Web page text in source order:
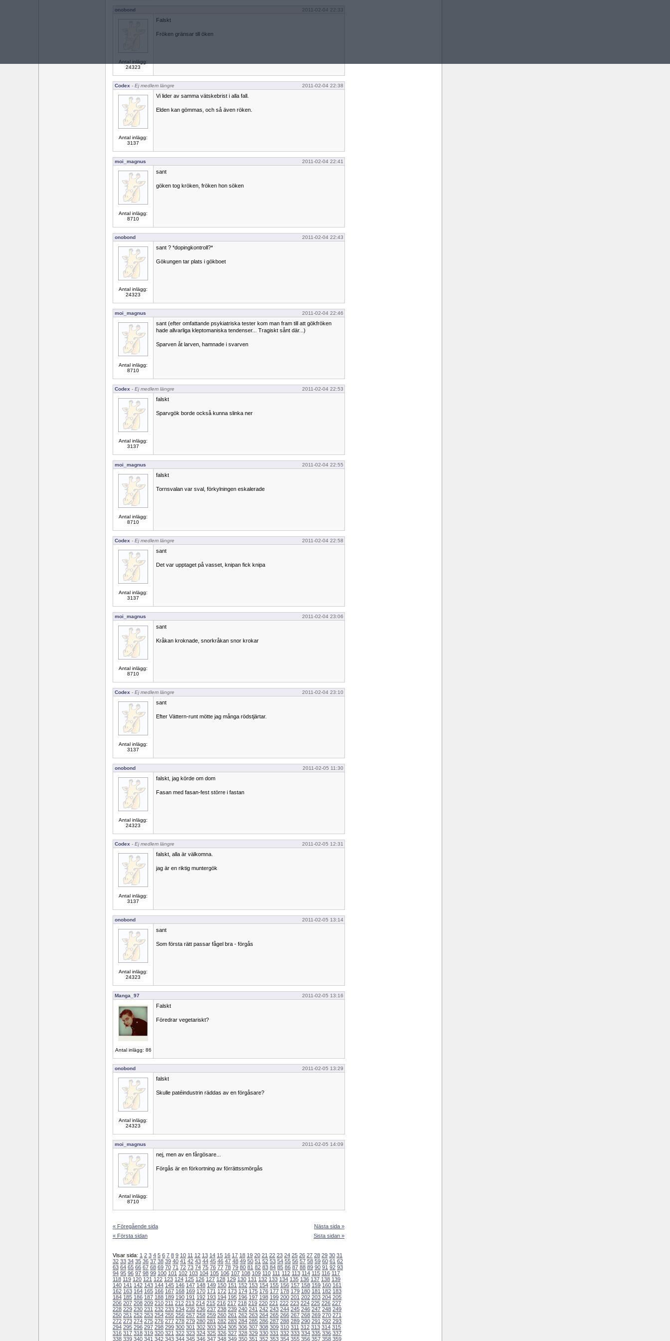
onobond 2011-02-04 22:33
Antal inlägg:
24323
Falskt
Fröken gränsar till öken
Codex - Ej medlem längre 2011-02-04 22:38
Antal inlägg:
3137
Vi lider av samma vätskebrist i alla fall.
Elden kan gömmas, och så även röken.
moi_magnus 2011-02-04 22:41
Antal inlägg:
8710
sant
göken tog kröken, fröken hon söken
onobond 2011-02-04 22:43
Antal inlägg:
24323
sant ? *dopingkontroll?*
Gökungen tar plats i gökboet
moi_magnus 2011-02-04 22:46
Antal inlägg:
8710
sant (efter omfattande psykiatriska tester kom man fram till att gökfröken
hade allvarliga kleptomaniska tendenser... Tragiskt sånt där...)
Sparven åt larven, hamnade i svarven
Codex - Ej medlem längre 2011-02-04 22:53
Antal inlägg:
3137
falskt
Sparvgök borde också kunna slinka ner
moi_magnus 2011-02-04 22:55
Antal inlägg:
8710
falskt
Tornsvalan var sval, förkylningen eskalerade
Codex - Ej medlem längre 2011-02-04 22:58
Antal inlägg:
3137
sant
Det var upptaget på vasset, knipan fick knipa
moi_magnus 2011-02-04 23:06
Antal inlägg:
8710
sant
Kråkan kroknade, snorkråkan snor krokar
Codex - Ej medlem längre 2011-02-04 23:10
Antal inlägg:
3137
sant
Efter Vättern-runt mötte jag många rödstjärtar.
onobond 2011-02-05 11:30
Antal inlägg:
24323
falskt, jag körde om dom
Fasan med fasan-fest större i fastan
Codex - Ej medlem längre 2011-02-05 12:31
Antal inlägg:
3137
falskt, alla är välkomna.
jag är en riktig muntergök
onobond 2011-02-05 13:14
Antal inlägg:
24323
sant
Som första rätt passar fågel bra - förgås
Manga_97 2011-02-05 13:16
Antal inlägg: 86
Falskt
Föredrar vegetariskt?
onobond 2011-02-05 13:29
Antal inlägg:
24323
falskt
Skulle patéindustrin räddas av en förgåsare?
moi_magnus 2011-02-05 14:09
Antal inlägg:
8710
nej, men av en fårgösare...
Förgås är en förkortning av förrättssmörgås
« Föregående sida
« Första sidan
Nästa sida »
Sista sidan »
Visar sida: 1 2 3 4 5 6 7 8 9 10 11 12 13 14 15 16 17 18 19 20 21 22 23 24 25 26 27 28 29 30 31
32 33 34 35 36 37 38 39 40 41 42 43 44 45 46 47 48 49 50 51 52 53 54 55 56 57 58 59 60 61 62
63 64 65 66 67 68 69 70 71 72 73 74 75 76 77 78 79 80 81 82 83 84 85 86 87 88 89 90 91 92 93
94 95 96 97 98 99 100 101 102 103 104 105 106 107 108 109 110 111 112 113 114 115 116 117
118 119 120 121 122 123 124 125 126 127 128 129 130 131 132 133 134 135 136 137 138 139
140 141 142 143 144 145 146 147 148 149 150 151 152 153 154 155 156 157 158 159 160 161
162 163 164 165 166 167 168 169 170 171 172 173 174 175 176 177 178 179 180 181 182 183
184 185 186 187 188 189 190 191 192 193 194 195 196 197 198 199 200 201 202 203 204 205
206 207 208 209 210 211 212 213 214 215 216 217 218 219 220 221 222 223 224 225 226 227
228 229 230 231 232 233 234 235 236 237 238 239 240 241 242 243 244 245 246 247 248 249
250 251 252 253 254 255 256 257 258 259 260 261 262 263 264 265 266 267 268 269 270 271
272 273 274 275 276 277 278 279 280 281 282 283 284 285 286 287 288 289 290 291 292 293
294 295 296 297 298 299 300 301 302 303 304 305 306 307 308 309 310 311 312 313 314 315
316 317 318 319 320 321 322 323 324 325 326 327 328 329 330 331 332 333 334 335 336 337
338 339 340 341 342 343 344 345 346 347 348 349 350 351 352 353 354 355 356 357 358 359